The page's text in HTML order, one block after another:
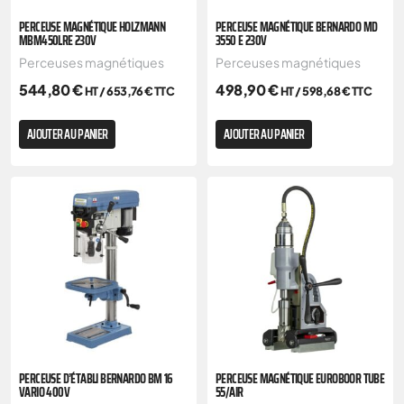
PERCEUSE MAGNÉTIQUE HOLZMANN
MBM450LRE 230V
Perceuses magnétiques
544,80€HT /653,76€TTC
AJOUTER AU PANIER
PERCEUSE MAGNÉTIQUE BERNARDO MD
3550 E 230V
Perceuses magnétiques
498,90€HT /598,68€TTC
AJOUTER AU PANIER
PERCEUSE D’ÉTABLI BERNARDO BM 16
VARIO 400V
PERCEUSE MAGNÉTIQUE EUROBOOR TUBE
55/AIR